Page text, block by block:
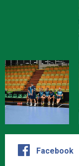
Facebook